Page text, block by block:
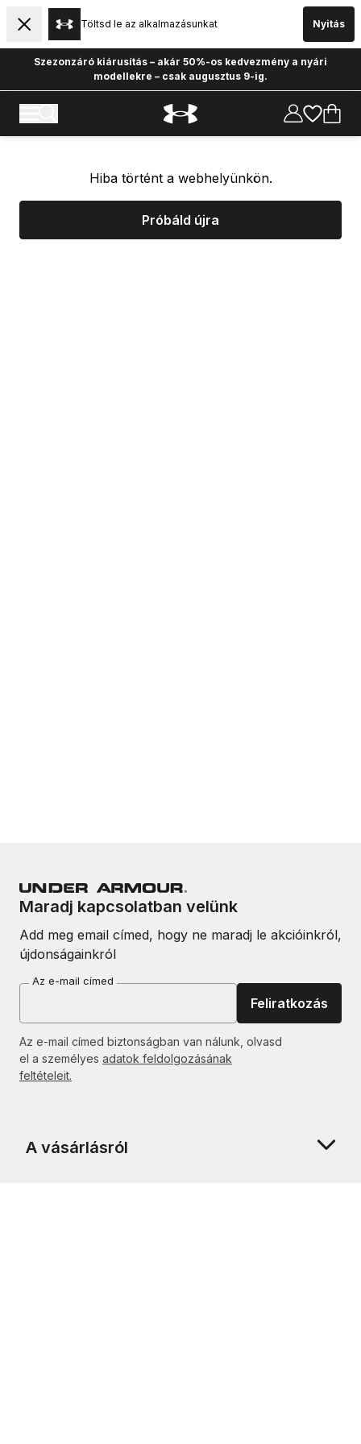
Töltsd le az alkalmazásunkat Nyitás
Szezonzáró kiárusítás – akár 50%-os kedvezmény a nyári
modellekre – csak augusztus 9-ig.
Hiba történt a webhelyünkön.
Próbáld újra
Maradj kapcsolatban velünk
Add meg email címed, hogy ne maradj le akcióinkról,
újdonságainkról
Az e-mail címed
Feliratkozás
Az e-mail címed biztonságban van nálunk, olvasd
el a személyes adatok feldolgozásának
feltételeit.
A vásárlásról